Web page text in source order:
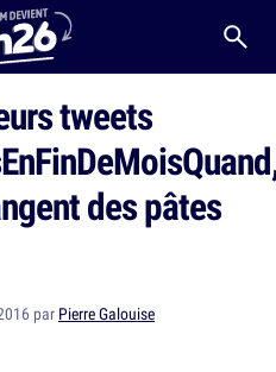
tweets
des pâtes
par Pierre Galouise